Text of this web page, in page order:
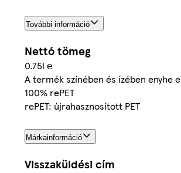
További információ
Nettó tömeg
0.75l ℮
A termék színében és ízében enyhe
100% rePET
rePET: újrahasznosított PET
Márkainformáció
Visszaküldési cím